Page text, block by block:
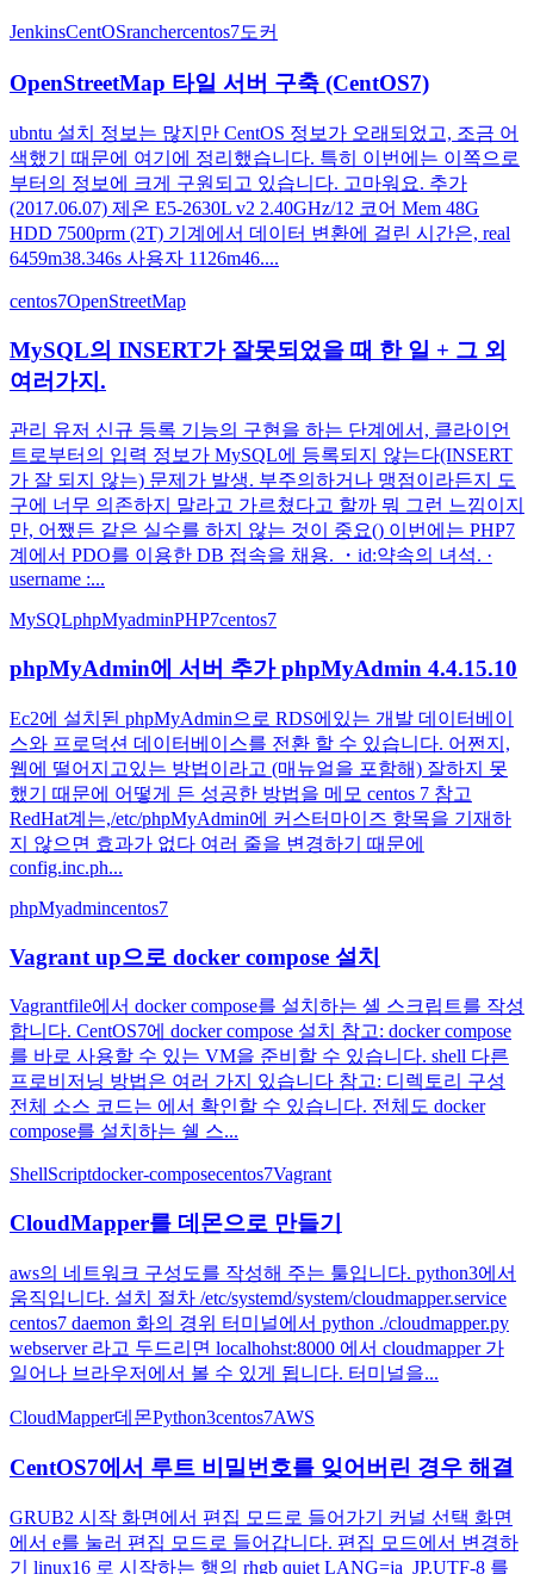
JenkinsCentOSranchercentos7도커
OpenStreetMap 타일 서버 구축 (CentOS7)
ubntu 설치 정보는 많지만 CentOS 정보가 오래되었고, 조금 어
색했기 때문에 여기에 정리했습니다. 특히 이번에는 이쪽으로
부터의 정보에 크게 구원되고 있습니다. 고마워요. 추가
(2017.06.07) 제온 E5-2630L v2 2.40GHz/12 코어 Mem 48G
HDD 7500prm (2T) 기계에서 데이터 변환에 걸린 시간은, real
6459m38.346s 사용자 1126m46....
centos7OpenStreetMap
MySQL의 INSERT가 잘못되었을 때 한 일 + 그 외
여러가지.
관리 유저 신규 등록 기능의 구현을 하는 단계에서, 클라이언
트로부터의 입력 정보가 MySQL에 등록되지 않는다(INSERT
가 잘 되지 않는) 문제가 발생. 부주의하거나 맹점이라든지 도
구에 너무 의존하지 말라고 가르쳤다고 할까 뭐 그런 느낌이지
만, 어쨌든 같은 실수를 하지 않는 것이 중요() 이번에는 PHP7
계에서 PDO를 이용한 DB 접속을 채용. ・id:약속의 녀석. ·
username :...
MySQLphpMyadminPHP7centos7
phpMyAdmin에 서버 추가 phpMyAdmin 4.4.15.10
Ec2에 설치된 phpMyAdmin으로 RDS에있는 개발 데이터베이
스와 프로덕션 데이터베이스를 전환 할 수 있습니다. 어쩐지,
웹에 떨어지고있는 방법이라고 (매뉴얼을 포함해) 잘하지 못
했기 때문에 어떻게 든 성공한 방법을 메모 centos 7 참고
RedHat계는,/etc/phpMyAdmin에 커스터마이즈 항목을 기재하
지 않으면 효과가 없다 여러 줄을 변경하기 때문에
config.inc.ph...
phpMyadmincentos7
Vagrant up으로 docker compose 설치
Vagrantfile에서 docker compose를 설치하는 셸 스크립트를 작성
합니다. CentOS7에 docker compose 설치 참고: docker compose
를 바로 사용할 수 있는 VM을 준비할 수 있습니다. shell 다른
프로비저닝 방법은 여러 가지 있습니다 참고: 디렉토리 구성
전체 소스 코드는 에서 확인할 수 있습니다. 전체도 docker
compose를 설치하는 쉘 스...
ShellScriptdocker-composecentos7Vagrant
CloudMapper를 데몬으로 만들기
aws의 네트워크 구성도를 작성해 주는 툴입니다. python3에서
움직입니다. 설치 절차 /etc/systemd/system/cloudmapper.service
centos7 daemon 화의 경위 터미널에서 python ./cloudmapper.py
webserver 라고 두드리면 localhohst:8000 에서 cloudmapper 가
일어나 브라우저에서 볼 수 있게 됩니다. 터미널을...
CloudMapper데몬Python3centos7AWS
CentOS7에서 루트 비밀번호를 잊어버린 경우 해결
GRUB2 시작 화면에서 편집 모드로 들어가기 커널 선택 화면
에서 e를 눌러 편집 모드로 들어갑니다. 편집 모드에서 변경하
기 linux16 로 시작하는 행의 rhgb quiet LANG=ja_JP.UTF-8 를